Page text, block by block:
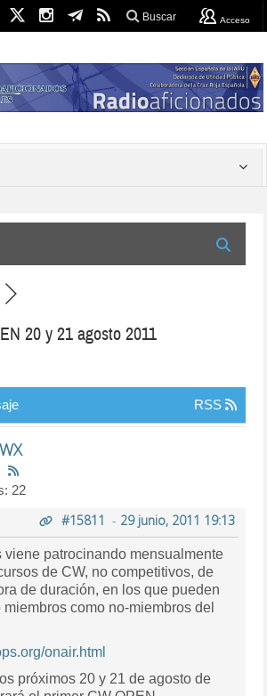
Buscar Acceso
20 y 21 agosto 2011
RSS
22
#15811 - 29 junio, 2011 19:13
viene patrocinando mensualmente
de CW, no competitivos, de
de duración, en los que pueden
como no-miembros del
onair.html
próximos 20 y 21 de agosto de